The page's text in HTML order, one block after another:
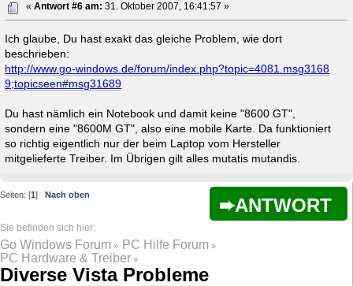
«Antwort #6 am: 31. Oktober 2007, 16:41:57 »
Ich glaube, Du hast exakt das gleiche Problem, wie dort
beschrieben:
http://www.go-windows.de/forum/index.php?topic=4081.msg3168
9;topicseen#msg31689
Du hast nämlich ein Notebook und damit keine "8600 GT",
sondern eine "8600M GT", also eine mobile Karte. Da funktioniert
so richtig eigentlich nur der beim Laptop vom Hersteller
mitgelieferte Treiber. Im Übrigen gilt alles mutatis mutandis.
ANTWORT
Seiten: [1] Nach oben
Go Windows Forum » PC Hilfe Forum »
PC Hardware & Treiber »
Diverse Vista Probleme